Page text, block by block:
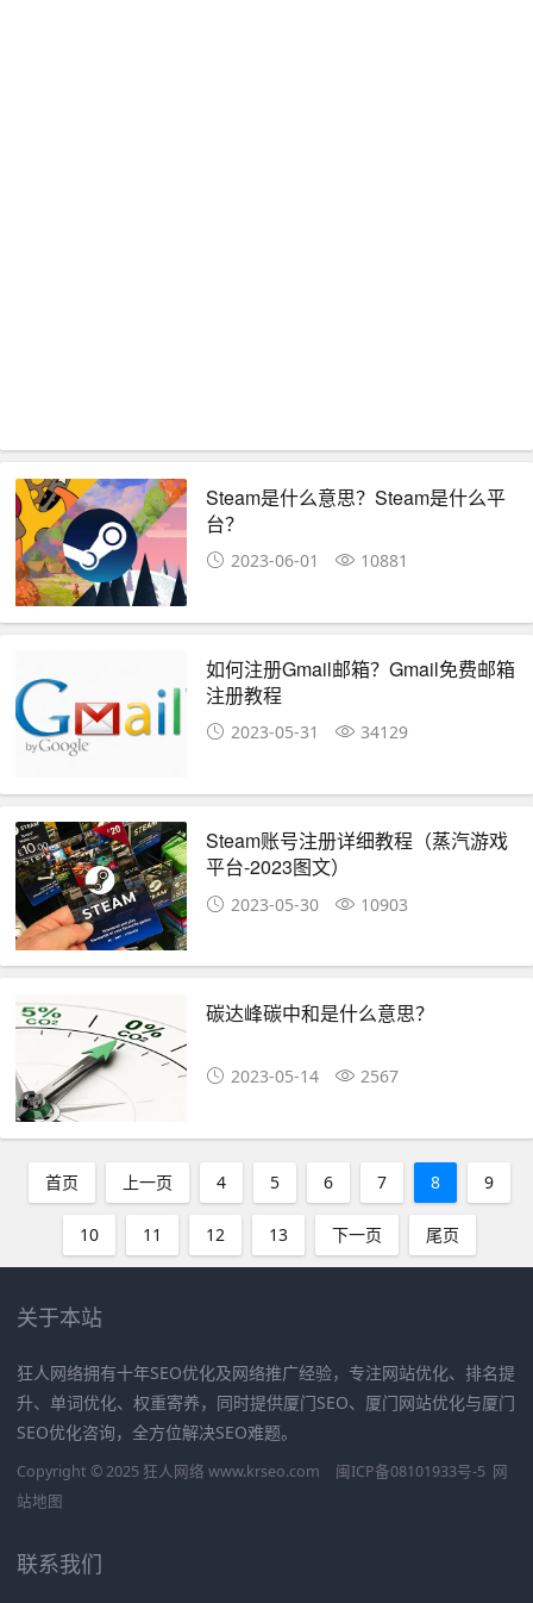
Steam是什么意思？Steam是什么平
台？
2023-06-01 10881
如何注册Gmail邮箱？Gmail免费邮箱
注册教程
2023-05-31 34129
Steam账号注册详细教程（蒸汽游戏
平台-2023图文）
2023-05-30 10903
碳达峰碳中和是什么意思？
2023-05-14 2567
首页 上一页 4 5 6 7 8 9
10 11 12 13 下一页 尾页
关于本站
狂人网络拥有十年SEO优化及网络推广经验，专注网站优化、排名提
升、单词优化、权重寄养，同时提供厦门SEO、厦门网站优化与厦门
SEO优化咨询，全方位解决SEO难题。
Copyright © 2025 狂人网络 www.krseo.com 闽ICP备08101933号-5 网
站地图
联系我们